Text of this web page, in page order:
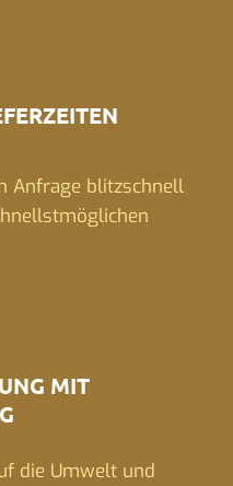
Anfrage blitzschnell
MIT
die Umwelt und